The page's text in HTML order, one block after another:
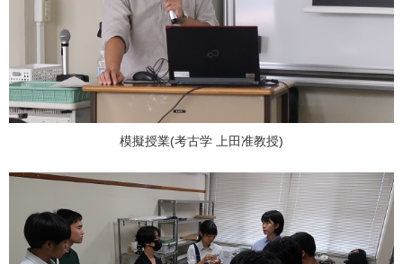
模擬授業(考古学 上田准教授)